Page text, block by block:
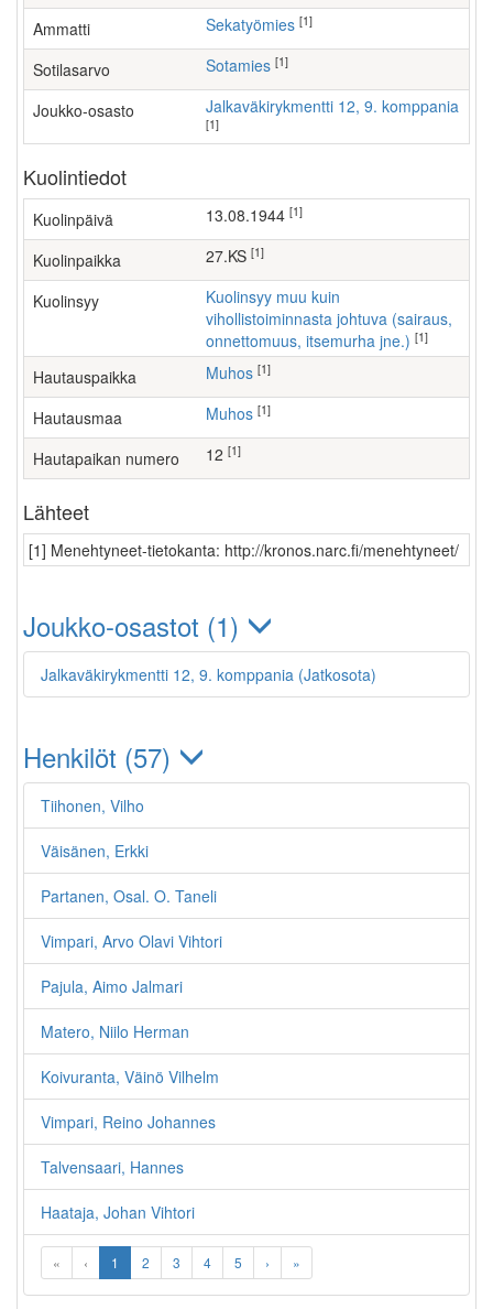
Ammatti sekatyömies [1]
Sotilasarvo Sotamies [1]
Joukko-osasto Jalkaväkirykmentti 12, 9. komppania
[1]
Kuolintiedot
Kuolinpäivä 13.08.1944 [1]
Kuolinpaikka 27.KS [1]
Kuolinsyy
Kuolinsyy muu kuin
vihollistoiminnasta johtuva (sairaus,
onnettomuus, itsemurha jne.) [1]
Hautauspaikka Muhos [1]
Hautausmaa Muhos [1]
Hautapaikan numero 12 [1]
Lähteet
[1] Menehtyneet-tietokanta: http://kronos.narc.fi/menehtyneet/
Joukko-osastot (1)
Jalkaväkirykmentti 12, 9. komppania (Jatkosota)
Henkilöt (57)
Tiihonen, Vilho
Väisänen, Erkki
Partanen, Osal. O. Taneli
Vimpari, Arvo Olavi Vihtori
Pajula, Aimo Jalmari
Matero, Niilo Herman
Koivuranta, Väinö Vilhelm
Vimpari, Reino Johannes
Talvensaari, Hannes
Haataja, Johan Vihtori
« ‹ 1 2 3 4 5 › »